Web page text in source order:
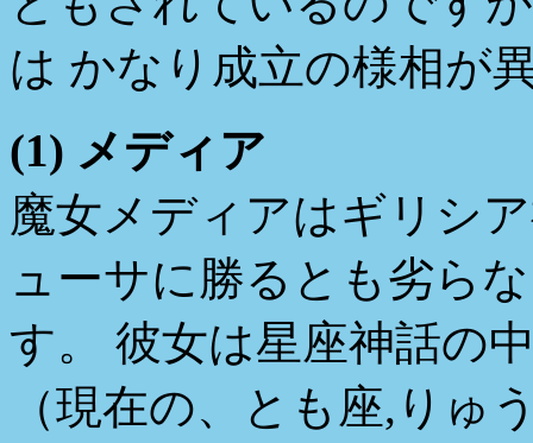
は かなり成立の様相が
(1) メディア
魔女メディアはギリシ
ューサに勝るとも劣ら
す。 彼女は星座神話の
（現在の、とも座,りゅ